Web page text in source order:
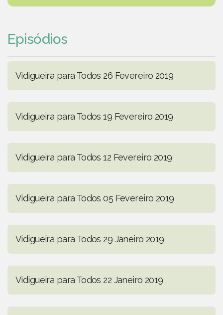
Episódios
Vidigueira para Todos 26 Fevereiro 2019
Vidigueira para Todos 19 Fevereiro 2019
Vidigueira para Todos 12 Fevereiro 2019
Vidigueira para Todos 05 Fevereiro 2019
Vidigueira para Todos 29 Janeiro 2019
Vidigueira para Todos 22 Janeiro 2019